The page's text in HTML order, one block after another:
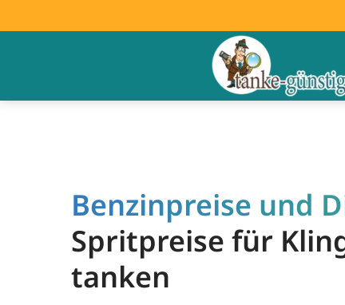
Benzinpreise und
Spritpreise für
tanken